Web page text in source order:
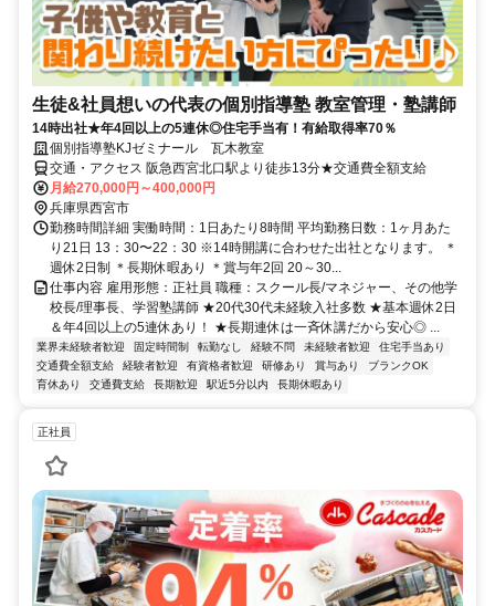
生徒&社員想いの代表の個別指導塾 教室管理・塾講師
14時出社★年4回以上の5連休◎住宅手当有！有給取得率70％
個別指導塾KJゼミナール 瓦木教室
交通・アクセス 阪急西宮北口駅より徒歩13分★交通費全額支給
月給270,000円～400,000円
兵庫県西宮市
勤務時間詳細 実働時間：1日あたり8時間 平均勤務日数：1ヶ月あた
り21日 13：30〜22：30 ※14時開講に合わせた出社となります。 ＊
週休2日制 ＊長期休暇あり ＊賞与年2回 20～30...
仕事内容 雇用形態：正社員 職種：スクール長/マネジャー、その他学
校長/理事長、学習塾講師 ★20代30代未経験入社多数 ★基本週休2日
＆年4回以上の5連休あり！ ★長期連休は一斉休講だから安心◎ ...
業界未経験者歓迎 固定時間制 転勤なし 経験不問 未経験者歓迎
住宅手当あり
交通費全額支給
経験者歓迎 有資格者歓迎 研修あり 賞与あり
ブランクOK
育休あり
交通費支給 長期歓迎 駅近5分以内 長期休暇あり
正社員